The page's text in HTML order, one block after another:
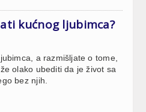
kućnog ljubimca?
a razmišljate o tome,
olako ubediti da je život sa
bez njih.